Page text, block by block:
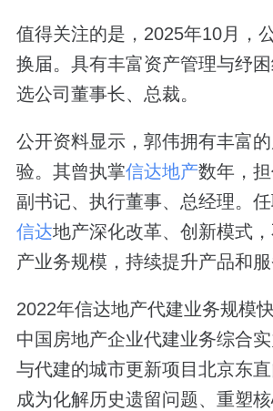
值得关注的是，2025年10月，
换届。具有丰富资产管理与纾
选公司董事长、总裁。
公开资料显示，郭伟拥有丰富
验。其曾执掌信达地产数年，
副书记、执行董事、总经理。
信达地产深化改革、创新模式
产业务规模，持续提升产品和服
2022年信达地产代建业务规模
中国房地产企业代建业务综合
与代建的城市更新项目北京东直
成为化解历史遗留问题、重塑